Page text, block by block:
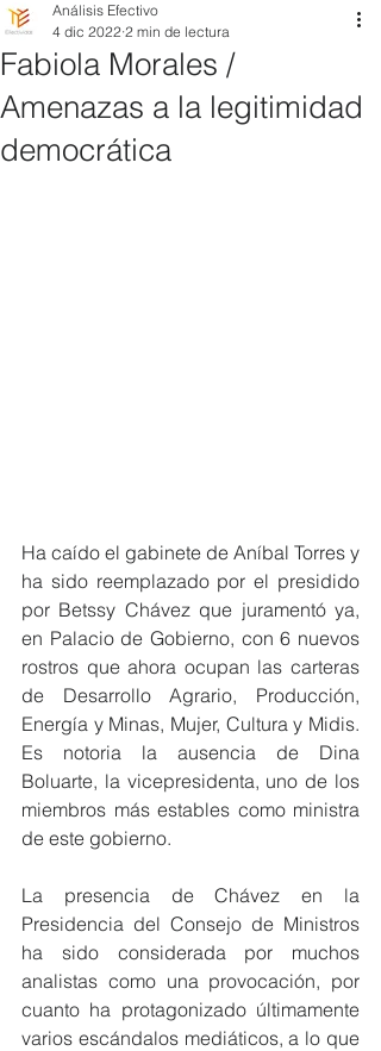
Fabiola Morales /
Amenazas a la legitimidad
democrática
Análisis Efectivo
4 dic 2022 2 min de lectura
Ha caído el gabinete de Aníbal Torres y
ha sido reemplazado por el presidido
por Betssy Chávez que juramentó ya,
en Palacio de Gobierno, con 6 nuevos
rostros que ahora ocupan las carteras
de Desarrollo Agrario, Producción,
Energía y Minas, Mujer, Cultura y Midis.
Es notoria la ausencia de Dina
Boluarte, la vicepresidenta, uno de los
miembros más estables como ministra
de este gobierno.
La presencia de Chávez en la
Presidencia del Consejo de Ministros
ha sido considerada por muchos
analistas como una provocación, por
cuanto ha protagonizado últimamente
varios escándalos mediáticos, a lo que